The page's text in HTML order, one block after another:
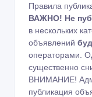
Правила
ВАЖНО! Не
в нескольких
объявлений
операторами.
существенно
ВНИМАНИЕ!
публикация